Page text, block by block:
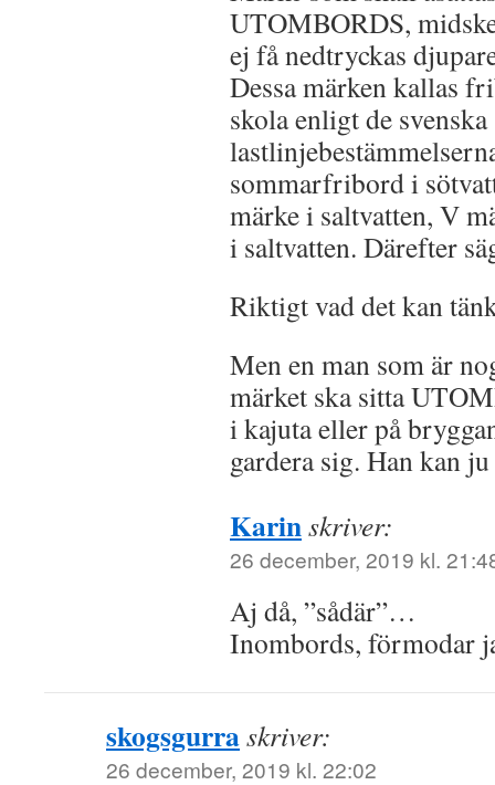
UTOMBORDS,
ej få nedtryckas
Dessa märken kallas
skola enligt de svenska
sommarfribord i
märke i saltvatten, V
i saltvatten. Därefter
Riktigt vad det kan
Men en man som är
märket ska sitta
i kajuta eller på
gardera sig. Han kan
Karinskriver:
26 december, 2019 kl.
Aj då, ”sådär”…
Inombords, förmodar
skogsgurraskriver:
26 december, 2019 kl. 22:02